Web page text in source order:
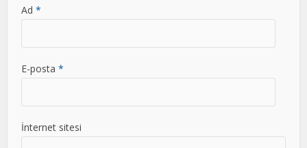
Ad*
E-posta*
İnternet sitesi